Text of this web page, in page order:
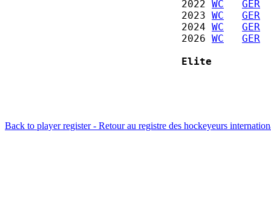
2022 WC GER
2023 WC GER
2024 WC GER
2026 WC GER
Elite
Back to player register - Retour au registre des hockeyeurs